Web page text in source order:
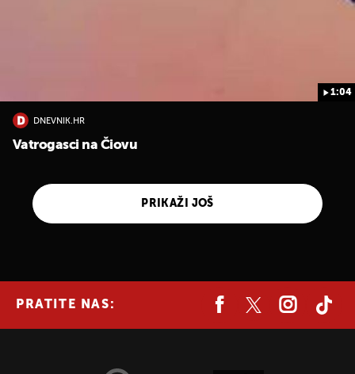
1:04
DNEVNIK.HR
Vatrogasci na Čiovu
PRIKAŽI JOŠ
PRATITE NAS: